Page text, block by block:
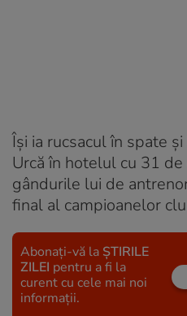
Își ia rucsacul în spate
Urcă în hotelul cu 31
gândurile lui de
final al campioanelor
Abonați-vă la ȘTIRILE
ZILEI pentru a fi la
curent cu cele mai noi
informații.